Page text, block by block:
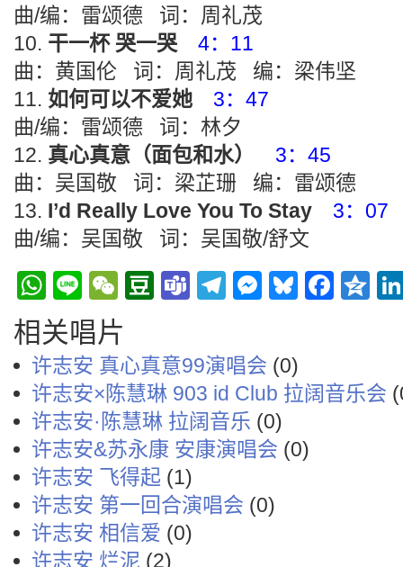
曲/编：雷颂德 词：周礼茂
干一杯 哭一哭
4：11
曲：黄国伦 词：周礼茂 编：梁伟坚
如何可以不爱她
3：47
曲/编：雷颂德 词：林夕
真心真意（面包和水）
3：45
曲：吴国敬 词：梁芷珊 编：雷颂德
I’d Really Love You To Stay
3：07
曲/编：吴国敬 词：吴国敬/舒文
WhatsApp
LineWeChat
Douban
TeamsTelegramBluesky
相关唱片
许志安 真心真意99演唱会 (0)
许志安×陈慧琳 903 id Club 拉阔音乐会
许志安·陈慧琳 拉阔音乐 (0)
许志安&苏永康 安康演唱会 (0)
许志安 飞得起 (1)
许志安 第一回合演唱会 (0)
许志安 相信爱 (0)
许志安 烂泥 (2)